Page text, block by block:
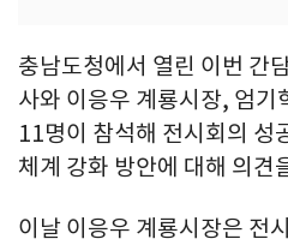
충남도청에서 열린 이번 간
사와 이응우 계룡시장, 엄기
11명이 참석해 전시회의 성
체계 강화 방안에 대해 의견
이날 이응우 계룡시장은 전